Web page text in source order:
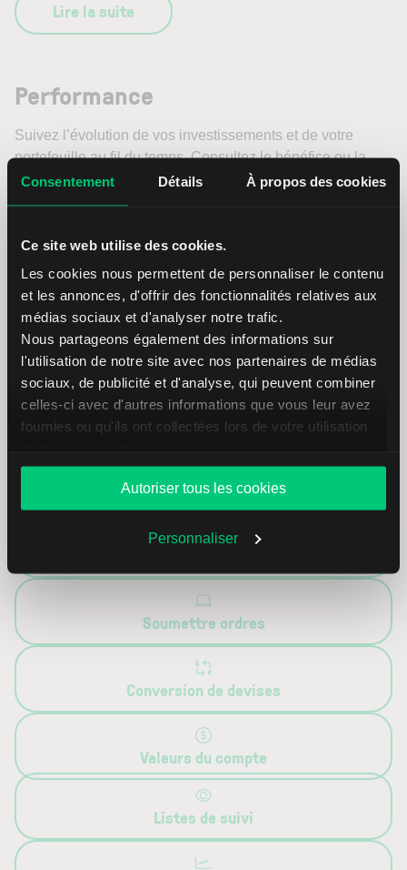
Consentement Détails À propos des cookies
Ce site web utilise des cookies.
Les cookies nous permettent de personnaliser le contenu
et les annonces, d'offrir des fonctionnalités relatives aux
médias sociaux et d'analyser notre trafic.
Nous partageons également des informations sur
l'utilisation de notre site avec nos partenaires de médias
sociaux, de publicité et d'analyse, qui peuvent combiner
celles-ci avec d'autres informations que vous leur avez
fournies ou qu'ils ont collectées lors de votre utilisation
Autoriser tous les cookies
Personnaliser
Lire la suite
Performance
Suivez l’évolution de vos investissements et de votre
portefeuille au fil du temps. Consultez le bénéfice ou la
perte moyen(ne) par transaction et analysez les classes
La section Performance de LYNX+ vous fournit des
statistiques détaillées, des tendances historiques et la
valeur de vos comptes pour vous aider à analyser votre
portefeuille.
Lire la suite
Outils
Soumettre ordres
Conversion de devises
Valeurs du compte
Listes de suivi